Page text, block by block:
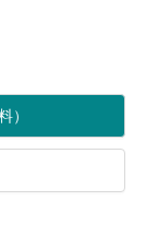
）